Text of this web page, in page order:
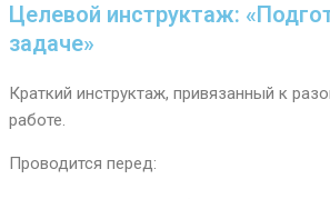
Целевой инструктаж:
задаче»
Краткий инструктаж, привязанный к
работе.
Проводится перед: